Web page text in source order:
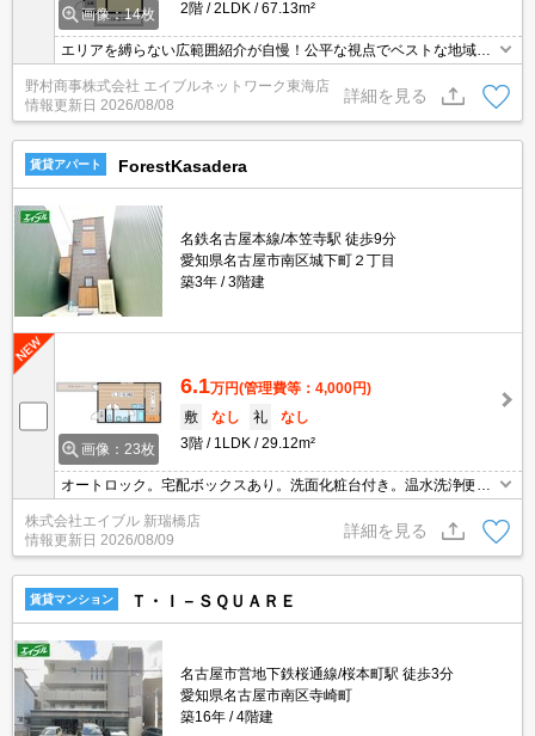
画像：14枚
2階
2LDK 67.13m²
エリアを縛らない広範囲紹介が自慢！公平な視点でベストな地域を
野村商事株式会社 エイブルネットワーク東海店
情報更新日 2026/08/08
詳細を見る
賃貸アパート ForestKasadera
名鉄名古屋本線/本笠寺駅 徒歩9分
愛知県名古屋市南区城下町２丁目
築3年
3階建
画像：23枚
6.1万円(管理費等：4,000円)
敷
なし 礼
なし
3階
1LDK 29.12m²
オートロック。宅配ボックスあり。洗面化粧台付き。温水洗浄便座
焚給湯。
株式会社エイブル 新瑞橋店
情報更新日 2026/08/09
詳細を見る
賃貸マンション Ｔ・Ｉ－ＳＱＵＡＲＥ
名古屋市営地下鉄桜通線/桜本町駅 徒歩3分
愛知県名古屋市南区寺崎町
築16年
4階建